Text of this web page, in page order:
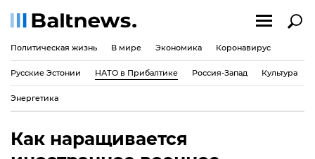
Политическая жизнь В мире Экономика Коронавирус
Русские Эстонии НАТО в Прибалтике Россия-Запад Культура
Энергетика
Как наращивается